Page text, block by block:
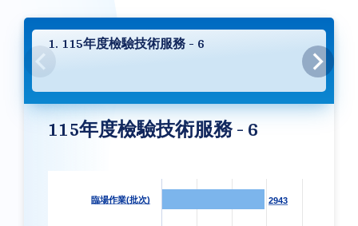
1. 115年度檢驗技術服務 - 6
115年度檢驗技術服務 - 6
2943
2943
臨場作業(批次)